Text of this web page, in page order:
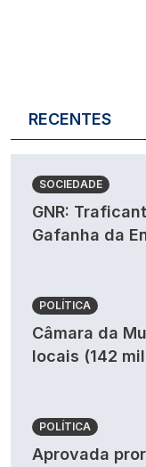
RECENTES
SOCIEDADE
GNR:
Gafanha da
POLÍTICA
Câmara da
locais (142
POLÍTICA
Aprovada